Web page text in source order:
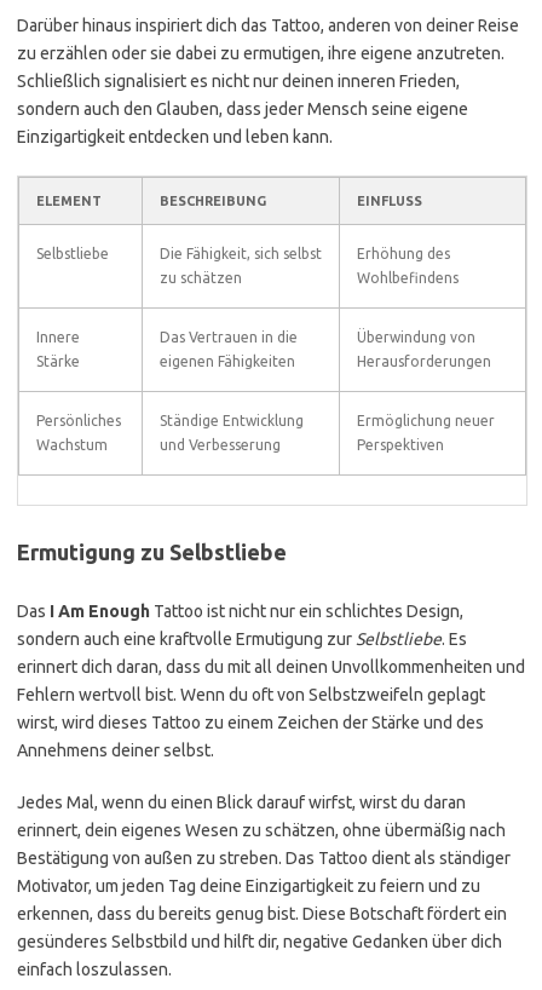
Darüber hinaus inspiriert dich das Tattoo, anderen von deiner Reise
zu erzählen oder sie dabei zu ermutigen, ihre eigene anzutreten.
Schließlich signalisiert es nicht nur deinen inneren Frieden,
sondern auch den Glauben, dass jeder Mensch seine eigene
Einzigartigkeit entdecken und leben kann.
ELEMENT BESCHREIBUNG EINFLUSS
Selbstliebe
Die Fähigkeit, sich selbst
zu schätzen
Erhöhung des
Wohlbefindens
Innere
Stärke
Das Vertrauen in die
eigenen Fähigkeiten
Überwindung von
Herausforderungen
Persönliches
Wachstum
Ständige Entwicklung
und Verbesserung
Ermöglichung neuer
Perspektiven
Ermutigung zu Selbstliebe
Das I Am Enough Tattoo ist nicht nur ein schlichtes Design,
sondern auch eine kraftvolle Ermutigung zur Selbstliebe. Es
erinnert dich daran, dass du mit all deinen Unvollkommenheiten und
Fehlern wertvoll bist. Wenn du oft von Selbstzweifeln geplagt
wirst, wird dieses Tattoo zu einem Zeichen der Stärke und des
Annehmens deiner selbst.
Jedes Mal, wenn du einen Blick darauf wirfst, wirst du daran
erinnert, dein eigenes Wesen zu schätzen, ohne übermäßig nach
Bestätigung von außen zu streben. Das Tattoo dient als ständiger
Motivator, um jeden Tag deine Einzigartigkeit zu feiern und zu
erkennen, dass du bereits genug bist. Diese Botschaft fördert ein
gesünderes Selbstbild und hilft dir, negative Gedanken über dich
einfach loszulassen.